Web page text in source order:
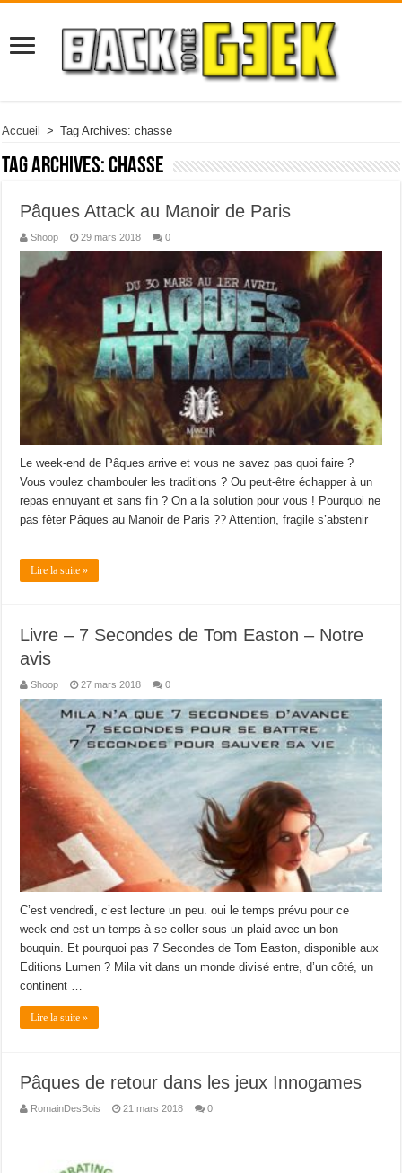
Accueil > Tag Archives: chasse
Tag Archives:chasse
Pâques Attack au Manoir de Paris
Shoop 29 mars 2018 0
Le week-end de Pâques arrive et vous ne savez pas quoi faire ?
Vous voulez chambouler les traditions ? Ou peut-être échapper à un
repas ennuyant et sans fin ? On a la solution pour vous ! Pourquoi ne
pas fêter Pâques au Manoir de Paris ?? Attention, fragile s’abstenir
Lire la suite »
Livre – 7 Secondes de Tom Easton – Notre
avis
Shoop 27 mars 2018 0
C’est vendredi, c’est lecture un peu. oui le temps prévu pour ce
week-end est un temps à se coller sous un plaid avec un bon
bouquin. Et pourquoi pas 7 Secondes de Tom Easton, disponible aux
Editions Lumen ? Mila vit dans un monde divisé entre, d’un côté, un
continent …
Lire la suite »
Pâques de retour dans les jeux Innogames
RomainDesBois 21 mars 2018 0